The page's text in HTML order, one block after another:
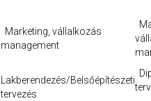
Marketing, vállalkozás
management
Lakberendezés/Belsőépítészeti
tervezés